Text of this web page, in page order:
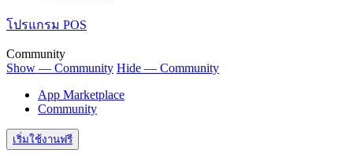
โปรแกรม POS
Community
Show — Community Hide — Community
App Marketplace
Community
เริ่มใช้งานฟรี